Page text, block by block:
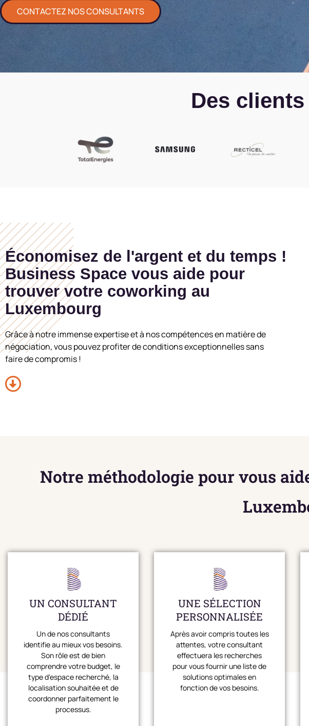
CONTACTEZ NOS CONSULTANTS
Des
Économisez de l'argent et du temps !
Business Space vous aide pour
trouver votre coworking au
Luxembourg
Grâce à notre immense expertise et à nos compétences en matière de
négociation, vous pouvez profiter de conditions exceptionnelles sans
faire de compromis !
Notre méthodologie pour vous
UN CONSULTANT
DÉDIÉ
Un de nos consultants
identifie au mieux vos besoins.
Son rôle est de bien
comprendre votre budget, le
type d'espace recherché, la
localisation souhaitée et de
coordonner parfaitement le
processus.
UNE SÉLECTION
PERSONNALISÉE
Après avoir compris toutes les
attentes, votre consultant
effectuera les recherches
pour vous fournir une liste de
solutions optimales en
fonction de vos besoins.